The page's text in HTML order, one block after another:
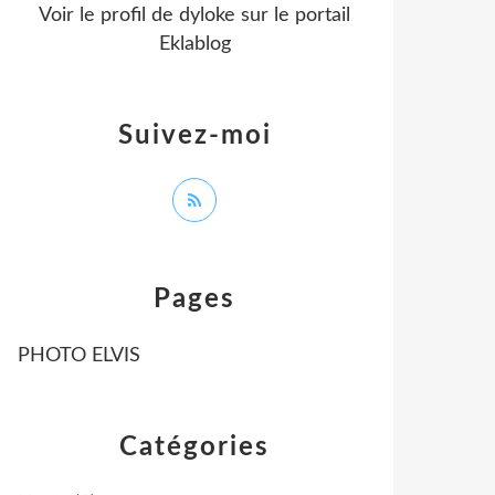
Catégories
Pages
PHOTO ELVIS
Suivez-moi
Voir le profil de dyloke sur le portail
Eklablog